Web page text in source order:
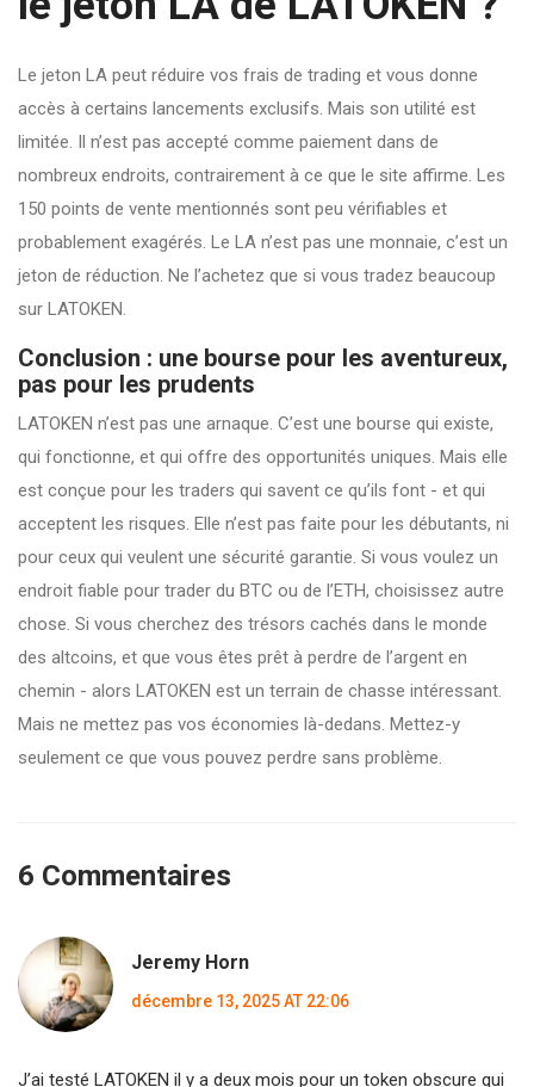
Le jeton LA peut réduire vos frais de trading et vous donne
accès à certains lancements exclusifs. Mais son utilité est
limitée. Il n’est pas accepté comme paiement dans de
nombreux endroits, contrairement à ce que le site affirme. Les
150 points de vente mentionnés sont peu vérifiables et
probablement exagérés. Le LA n’est pas une monnaie, c’est un
jeton de réduction. Ne l’achetez que si vous tradez beaucoup
sur LATOKEN.
Conclusion : une bourse pour les aventureux,
pas pour les prudents
LATOKEN n’est pas une arnaque. C’est une bourse qui existe,
qui fonctionne, et qui offre des opportunités uniques. Mais elle
est conçue pour les traders qui savent ce qu’ils font - et qui
acceptent les risques. Elle n’est pas faite pour les débutants, ni
pour ceux qui veulent une sécurité garantie. Si vous voulez un
endroit fiable pour trader du BTC ou de l’ETH, choisissez autre
chose. Si vous cherchez des trésors cachés dans le monde
des altcoins, et que vous êtes prêt à perdre de l’argent en
chemin - alors LATOKEN est un terrain de chasse intéressant.
Mais ne mettez pas vos économies là-dedans. Mettez-y
seulement ce que vous pouvez perdre sans problème.
6 Commentaires
Jeremy Horn
décembre 13, 2025 AT 22:06
J’ai testé LATOKEN il y a deux mois pour un token obscure qui